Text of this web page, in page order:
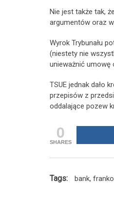
Nie jest także tak,
argumentów oraz
Wyrok Trybunału
(niestety nie
unieważnić umowę
TSUE jednak dało
przepisów z
oddalające pozew
0
SHARES
Tags: bank,